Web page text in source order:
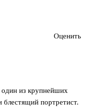
из крупнейших
портретист.
Оценить